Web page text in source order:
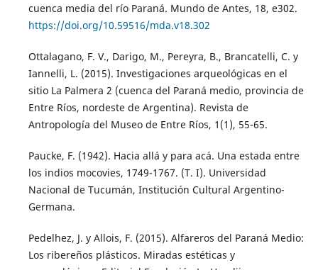
cuenca media del río Paraná. Mundo de Antes, 18, e302.
https://doi.org/10.59516/mda.v18.302
Ottalagano, F. V., Darigo, M., Pereyra, B., Brancatelli, C. y
Iannelli, L. (2015). Investigaciones arqueológicas en el
sitio La Palmera 2 (cuenca del Paraná medio, provincia de
Entre Ríos, nordeste de Argentina). Revista de
Antropología del Museo de Entre Ríos, 1(1), 55-65.
Paucke, F. (1942). Hacia allá y para acá. Una estada entre
los indios mocovies, 1749-1767. (T. I). Universidad
Nacional de Tucumán, Institución Cultural Argentino-
Germana.
Pedelhez, J. y Allois, F. (2015). Alfareros del Paraná Medio:
Los ribereños plásticos. Miradas estéticas y